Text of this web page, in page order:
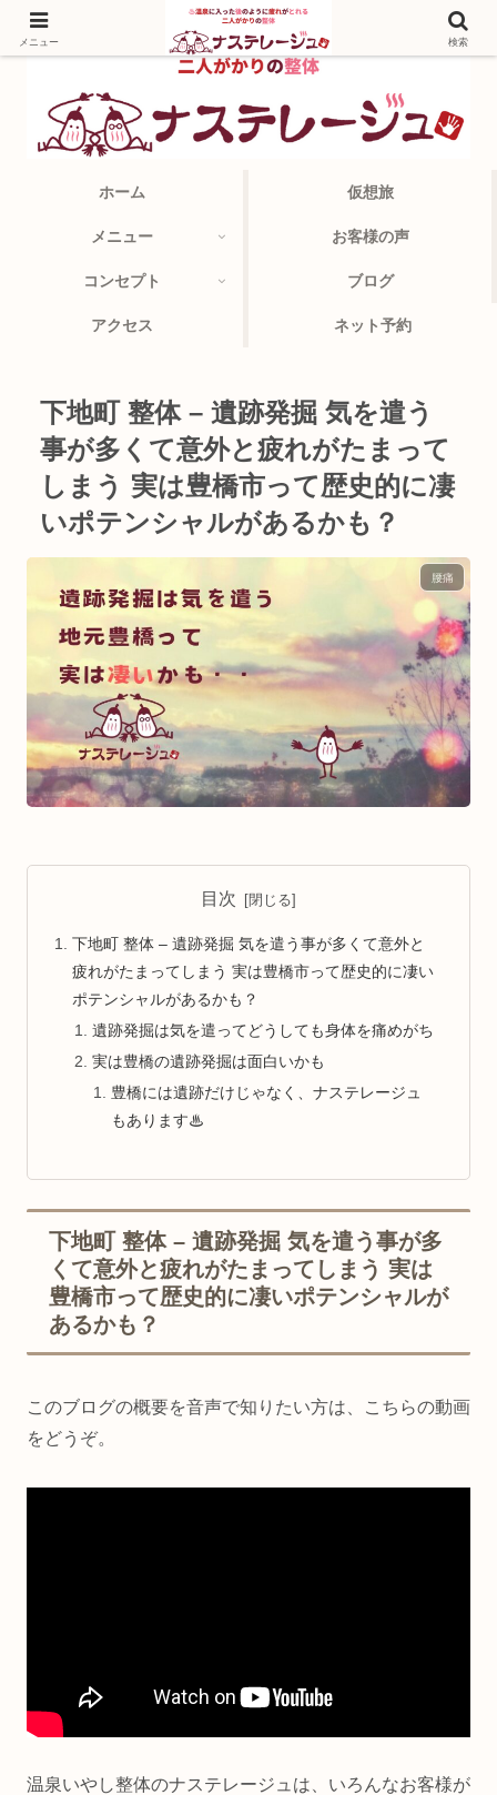
ホーム 仮想旅
メニュー お客様の声
コンセプト ブログ
アクセス ネット予約
下地町 整体 – 遺跡発掘 気を遣う
事が多くて意外と疲れがたまって
しまう 実は豊橋市って歴史的に凄
いポテンシャルがあるかも？
腰痛
目次
下地町 整体 – 遺跡発掘 気を遣う事が多くて意外と
疲れがたまってしまう 実は豊橋市って歴史的に凄い
ポテンシャルがあるかも？
遺跡発掘は気を遣ってどうしても身体を痛めがち
実は豊橋の遺跡発掘は面白いかも
豊橋には遺跡だけじゃなく、ナステレージュ
もあります♨
下地町 整体 – 遺跡発掘 気を遣う事が多
くて意外と疲れがたまってしまう 実は
豊橋市って歴史的に凄いポテンシャルが
あるかも？
このブログの概要を音声で知りたい方は、こちらの動画
をどうぞ。
温泉いやし整体のナステレージュは、いろんなお客様が
メニュー 検索